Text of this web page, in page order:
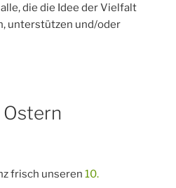
die die Idee der Vielfalt
unterstützen und/oder
frisch unseren 10.